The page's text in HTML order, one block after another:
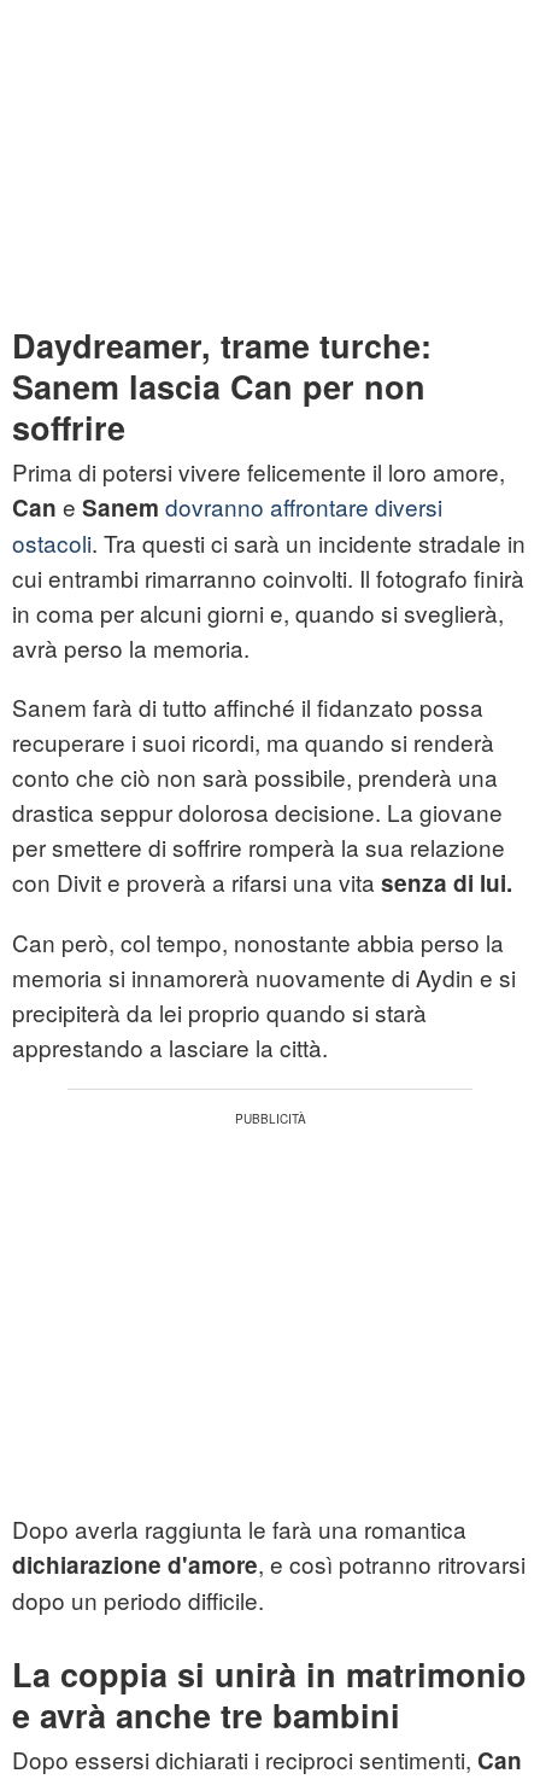
Daydreamer, trame turche:
Sanem lascia Can per non
soffrire
Prima di potersi vivere felicemente il loro amore,
Can e Sanem dovranno affrontare diversi
ostacoli. Tra questi ci sarà un incidente stradale in
cui entrambi rimarranno coinvolti. Il fotografo finirà
in coma per alcuni giorni e, quando si sveglierà,
avrà perso la memoria.
Sanem farà di tutto affinché il fidanzato possa
recuperare i suoi ricordi, ma quando si renderà
conto che ciò non sarà possibile, prenderà una
drastica seppur dolorosa decisione. La giovane
per smettere di soffrire romperà la sua relazione
con Divit e proverà a rifarsi una vita senza di lui.
Can però, col tempo, nonostante abbia perso la
memoria si innamorerà nuovamente di Aydin e si
precipiterà da lei proprio quando si starà
apprestando a lasciare la città.
Dopo averla raggiunta le farà una romantica
dichiarazione d'amore, e così potranno ritrovarsi
dopo un periodo difficile.
La coppia si unirà in matrimonio
e avrà anche tre bambini
Dopo essersi dichiarati i reciproci sentimenti, Can